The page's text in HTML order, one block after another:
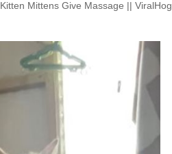
Kitten Mittens Give Massage || ViralHog